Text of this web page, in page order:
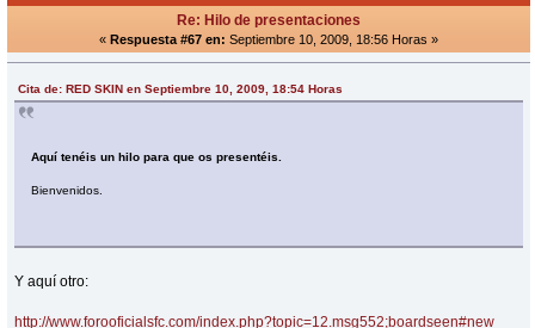
Re: Hilo de presentaciones
« Respuesta #67 en: Septiembre 10, 2009, 18:56 Horas »
Cita de: RED SKIN en Septiembre 10, 2009, 18:54 Horas
Aquí tenéis un hilo para que os presentéis.
Bienvenidos.
Y aquí otro:
http://www.forooficialsfc.com/index.php?topic=12.msg552;boardseen#new